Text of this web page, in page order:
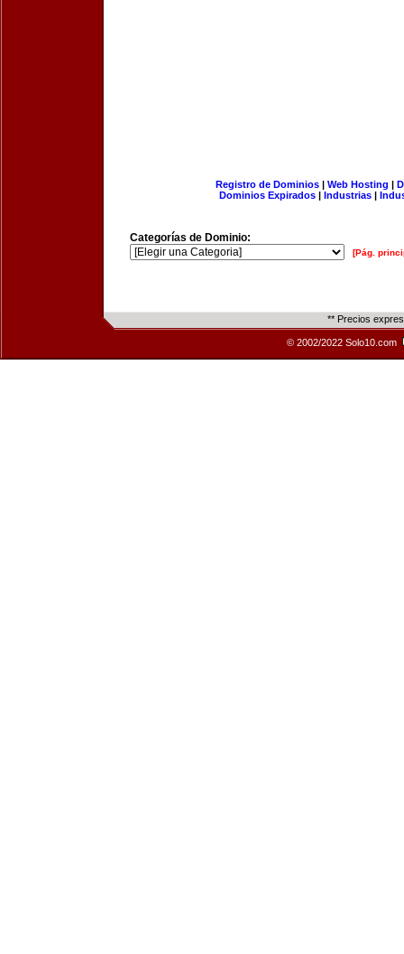
Registro de Dominios| Web Hosting |
Dominios Expirados | Industrias |
Categorías de Dominio:
[Pág.
** Precios
© 2002/2022 Solo10.com